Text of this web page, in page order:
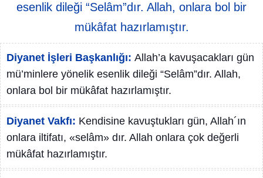
esenlik dileği “Selâm”dır. Allah, onlara bol bir
mükâfat hazırlamıştır.
Diyanet İşleri Başkanlığı: Allah’a kavuşacakları gün
mü’minlere yönelik esenlik dileği “Selâm”dır. Allah,
onlara bol bir mükâfat hazırlamıştır.
Diyanet Vakfı: Kendisine kavuştukları gün, Allah´ın
onlara iltifatı, «selâm» dır. Allah onlara çok değerli
mükâfat hazırlamıştır.